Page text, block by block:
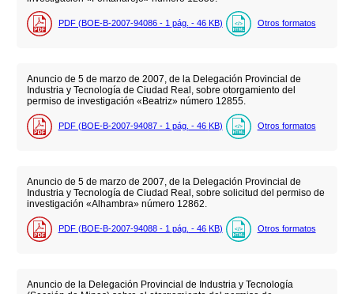
PDF (BOE-B-2007-94086 - 1 pág. - 46 KB) Otros formatos
Anuncio de 5 de marzo de 2007, de la Delegación Provincial de
Industria y Tecnología de Ciudad Real, sobre otorgamiento del
permiso de investigación «Beatriz» número 12855.
PDF (BOE-B-2007-94087 - 1 pág. - 46 KB) Otros formatos
Anuncio de 5 de marzo de 2007, de la Delegación Provincial de
Industria y Tecnología de Ciudad Real, sobre solicitud del permiso de
investigación «Alhambra» número 12862.
PDF (BOE-B-2007-94088 - 1 pág. - 46 KB) Otros formatos
Anuncio de la Delegación Provincial de Industria y Tecnología